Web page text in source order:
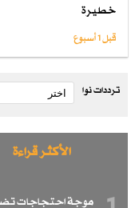
خطيرة
قبل 1 أسبوع
ترددات نوا
الأكثر قراءة
موجة احتجاجات